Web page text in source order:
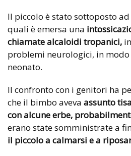
Il piccolo è stato sottoposto
quali è emersa una
chiamate alcaloidi tropanici,
problemi neurologici, in
neonato.
Il confronto con i genitori ha
che il bimbo aveva assunto
con alcune erbe,
erano state somministrate a
il piccolo a calmarsi e a